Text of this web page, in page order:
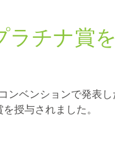
チナ賞
ベンションで発表
授与されました。